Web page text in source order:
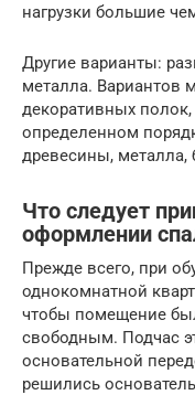
нагрузки большие
Другие варианты:
металла. Вариантов
декоративных
определенном
древесины, металла,
Что следует
оформлении
Прежде всего, при
однокомнатной
чтобы помещение
свободным. Подчас
основательной
решились